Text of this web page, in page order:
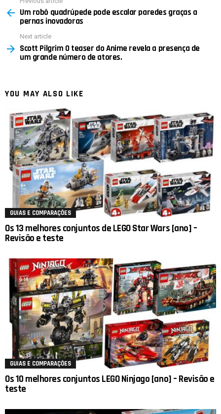
more Um robô quadrúpede pode escalar paredes graças a
pernas inovadoras
Next article
Scott Pilgrim O teaser do Anime revela a presença de
um grande número de atores.
YOU MAY ALSO LIKE
GUIAS E COMPARAÇÕES
Os 13 melhores conjuntos de LEGO Star Wars [ano] –
Revisão e teste
GUIAS E COMPARAÇÕES
Os 10 melhores conjuntos LEGO Ninjago [ano] – Revisão e
teste